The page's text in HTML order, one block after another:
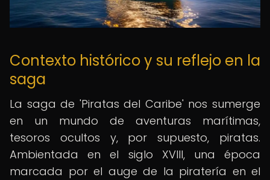
Contexto histórico y su reflejo en la
saga
La saga de 'Piratas del Caribe' nos sumerge
en un mundo de aventuras marítimas,
tesoros ocultos y, por supuesto, piratas.
Ambientada en el siglo XVIII, una época
marcada por el auge de la piratería en el